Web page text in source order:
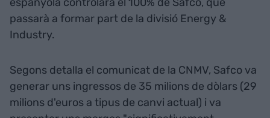
passarà a formar part de la divisió Energy &
Industry.
Segons detalla el comunicat de la CNMV, Safco va
generar uns ingressos de 35 milions de dòlars (29
milions d'euros a tipus de canvi actual) i va